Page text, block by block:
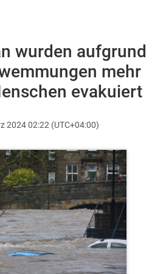
wurden aufgrund
mehr
evakuiert
2024 02:22 (UTC+04:00)